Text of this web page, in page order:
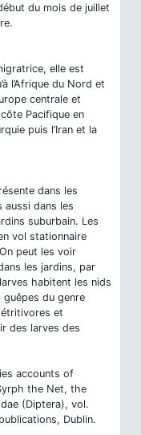
du mois de juillet
elle est
l’Afrique du Nord et
centrale et
Pacifique en
puis l’Iran et la
dans les
aussi dans les
suburbain. Les
vol stationnaire
peut les voir
les jardins, par
habitent les nids
du genre
et
des larves des
accounts of
the Net, the
(Diptera), vol.
Dublin.